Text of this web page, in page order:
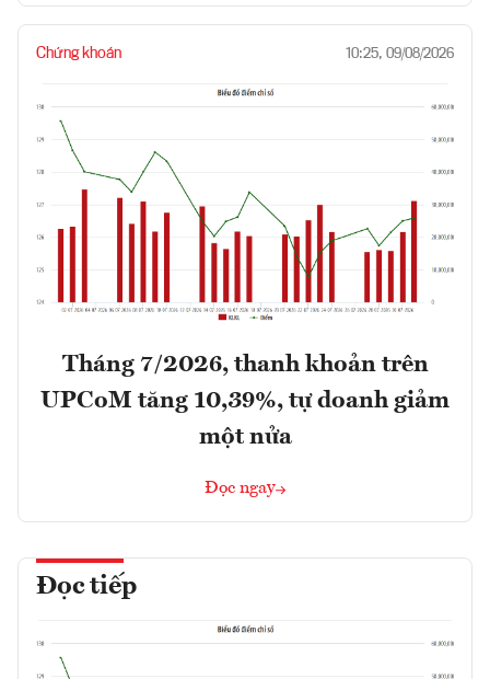
Chứng khoán 10:25, 09/08/2026
Tháng 7/2026, thanh khoản trên
UPCoM tăng 10,39%, tự doanh giảm
một nửa
Đọc ngay
Đọc tiếp